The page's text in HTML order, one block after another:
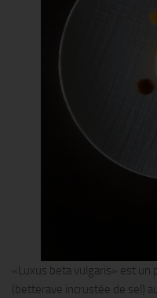
«Luxus beta vulgaris» est un
(betterave incrustée de sel)